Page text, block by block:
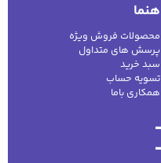
محصولات فروش ویژه
پرسش های متداول
سبد خرید
تسویه حساب
همکاری باما